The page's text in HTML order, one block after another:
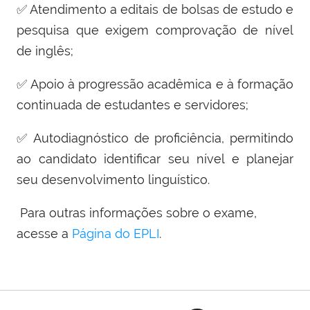
✅ Atendimento a editais de bolsas de estudo e
pesquisa que exigem comprovação de nível
de inglês;
✅ Apoio à progressão acadêmica e à formação
continuada de estudantes e servidores;
✅ Autodiagnóstico de proficiência, permitindo
ao candidato identificar seu nível e planejar
seu desenvolvimento linguístico.
Para outras informações sobre o exame,
acesse a Página do EPLI.